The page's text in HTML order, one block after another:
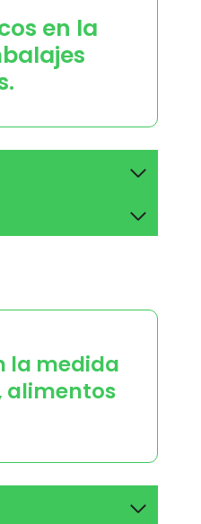
en la
la medida
alimentos